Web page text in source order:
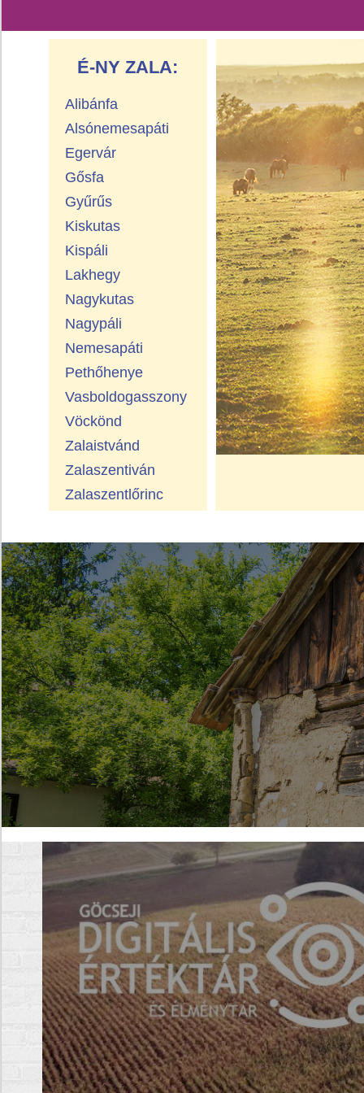
É-NY ZALA:
Alibánfa
Alsónemesapáti
Egervár
Gősfa
Gyűrűs
Kiskutas
Kispáli
Lakhegy
Nagykutas
Nagypáli
Nemesapáti
Pethőhenye
Vasboldogasszony
Vöckönd
Zalaistvánd
Zalaszentiván
Zalaszentlőrinc